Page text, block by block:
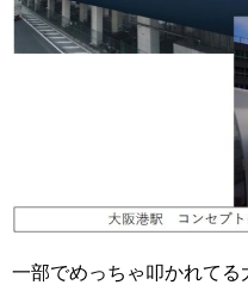
一部でめっちゃ叩かれてる